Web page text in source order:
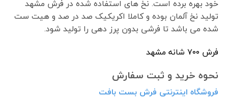
خود بهره برده است. نخ های استفاده شده در فرش مشهد
تولید نخ آلمان بوده و کاملا اکریکیک صد در صد و هیت ست
شده می باشد تا فرشی بدون پرز دهی را تولید شود.
فرش ٧٠٠ شانه مشهد
نحوه خرید و ثبت سفارش
فروشگاه اینترنتی فرش بست بافت